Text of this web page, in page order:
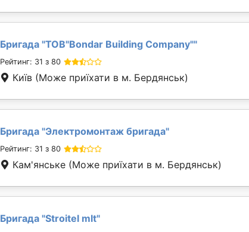
Бригада "ТОВ"Bondar Building Company""
Рейтинг: 31 з 80
Київ (Може приїхати в м. Бердянськ)
Бригада "Электромонтаж бригада"
Рейтинг: 31 з 80
Кам'янське (Може приїхати в м. Бердянськ)
Бригада "Stroitel mlt"